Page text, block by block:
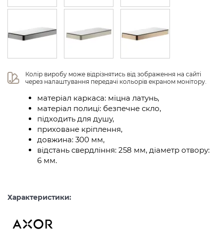
Колір виробу може відрізнятись від зображення на сайті
через налаштування передачі кольорів екраном монітору.
матеріал каркаса: міцна латунь,
матеріал полиці: безпечне скло,
підходить для душу,
приховане кріплення,
довжина: 300 мм,
відстань свердління: 258 мм, діаметр отвору:
6 мм.
Характеристики: